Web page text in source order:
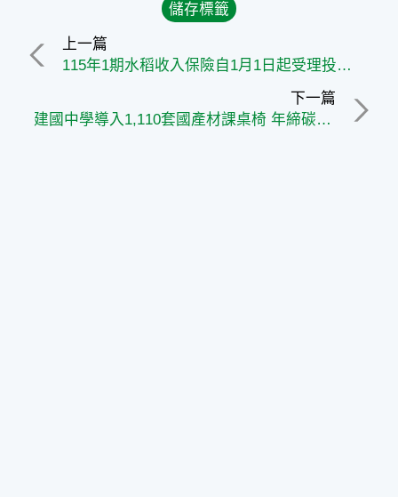
上一篇
115年1期水稻收入保險自1月1日起受理投保 請農友把握時間踴躍投保
下一篇
建國中學導入1,110套國產材課桌椅 年締碳匯26噸 開創永續教育新行動